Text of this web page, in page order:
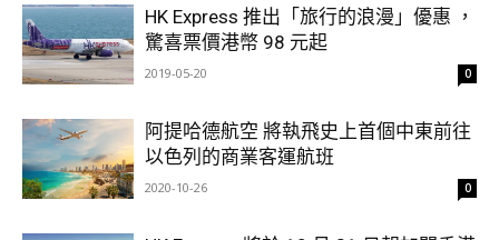
HK Express 推出「旅行的浪漫」優惠 ，
驚喜票價港幣 98 元起
2019-05-20 0
阿提哈德航空 將執飛史上首個中東前往
以色列的商業客運航班
2020-10-26 0